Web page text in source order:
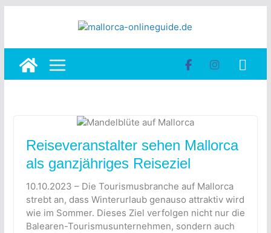
Reiseveranstalter sehen Mallorca
als ganzjähriges Reiseziel
10.10.2023 – Die Tourismusbranche auf Mallorca
strebt an, dass Winterurlaub genauso attraktiv wird
wie im Sommer. Dieses Ziel verfolgen nicht nur die
Balearen-Tourismusunternehmen, sondern auch